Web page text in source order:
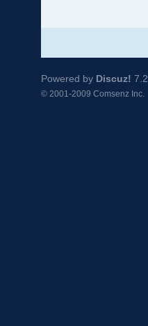
Powered by Discuz! 7.2
© 2001-2009 Comsenz Inc.